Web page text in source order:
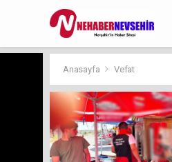
Anasayfa Vefat